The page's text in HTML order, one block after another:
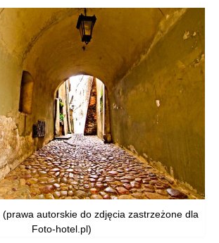
(prawa autorskie do zdjęcia zastrzeżone dla
Foto-hotel.pl)